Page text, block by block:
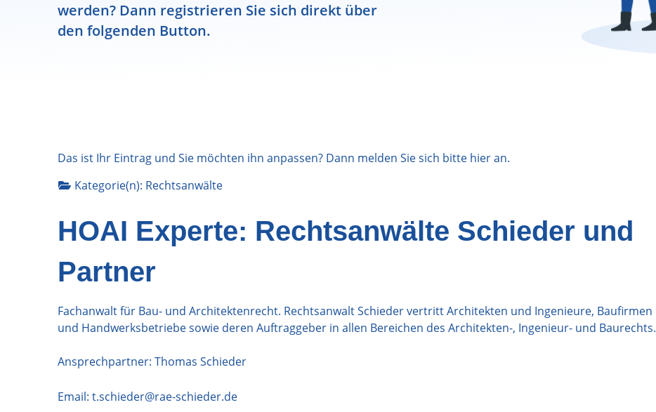
werden? Dann registrieren Sie sich direkt über
den folgenden Button.
Das ist Ihr Eintrag und Sie möchten ihn anpassen? Dann melden Sie sich bitte hieran.
Kategorie(n): Rechtsanwälte
HOAI Experte: Rechtsanwälte Schieder und
Partner
Fachanwalt für Bau- und Architektenrecht. Rechtsanwalt Schieder vertritt Architekten und Ingenieure, Baufirmen
und Handwerksbetriebe sowie deren Auftraggeber in allen Bereichen des Architekten-, Ingenieur- und Baurechts.
Ansprechpartner: Thomas Schieder
Email: t.schieder@rae-schieder.de